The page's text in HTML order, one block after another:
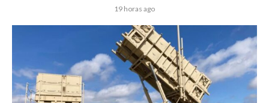
19 horas ago